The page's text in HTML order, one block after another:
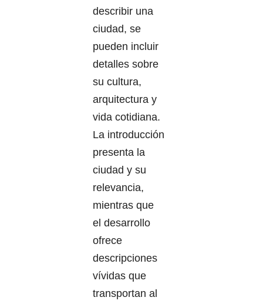
describir una
ciudad, se
pueden incluir
detalles sobre
su cultura,
arquitectura y
vida cotidiana.
La introducción
presenta la
ciudad y su
relevancia,
mientras que
el desarrollo
ofrece
descripciones
vívidas que
transportan al